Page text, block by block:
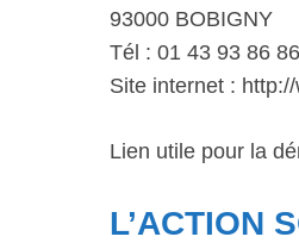
93000 BOBIGNY
Tél : 01 43 93 86 86
Site internet :
Lien utile pour la
L’ACTION